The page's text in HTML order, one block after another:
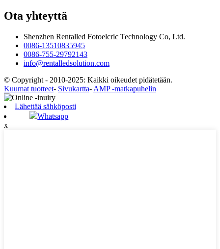
Ota yhteyttä
Shenzhen Rentalled Fotoelcric Technology Co, Ltd.
0086-13510835945
0086-755-29792143
info@rentalledsolution.com
© Copyright - 2010-2025: Kaikki oikeudet pidätetään.
Kuumat tuotteet- Sivukartta- AMP -matkapuhelin
Lähettää sähköposti
Whatsapp
x